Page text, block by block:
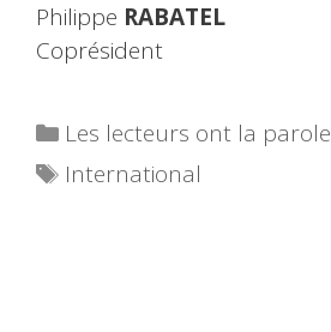
Philippe RABATEL
Coprésident
Catégories
Les lecteurs ont la parole
Étiquettes
International